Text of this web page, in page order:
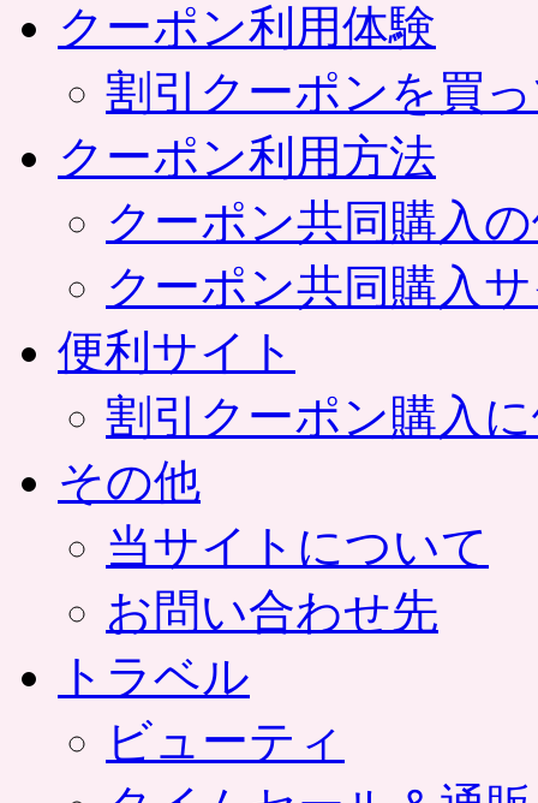
クーポン利用体験
割引クーポンを買
クーポン利用方法
クーポン共同購入
クーポン共同購入
便利サイト
割引クーポン購入
その他
当サイトについて
お問い合わせ先
トラベル
ビューティ